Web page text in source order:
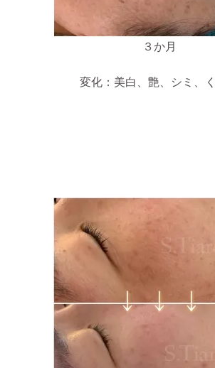
３か月
変化：美白、艶、シミ、